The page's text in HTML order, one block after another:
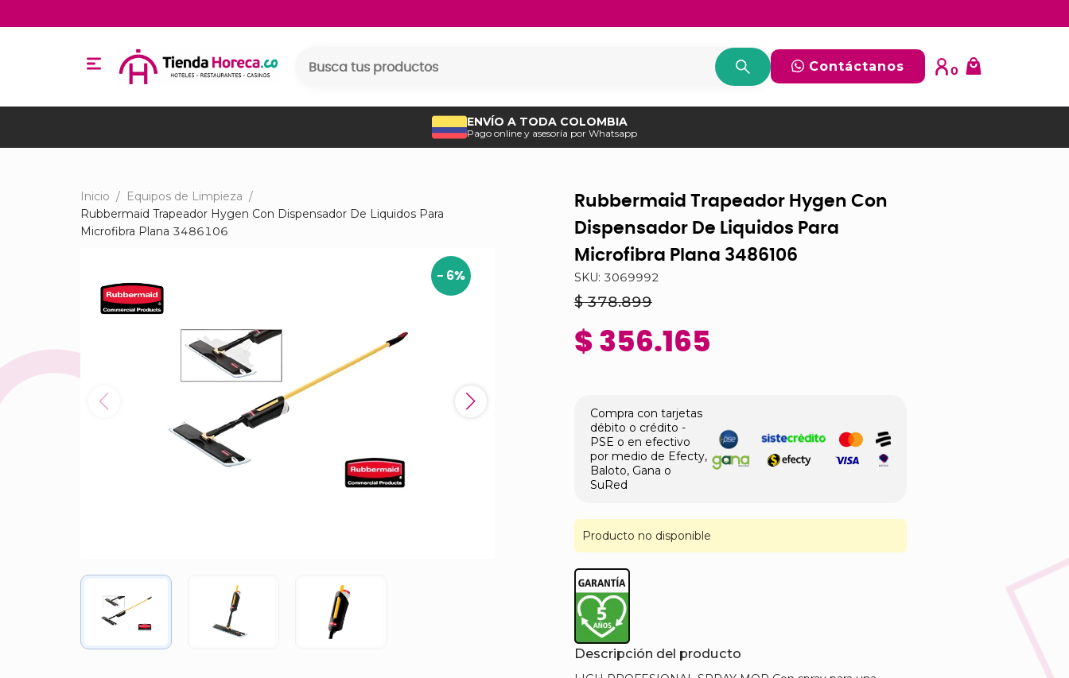
Contáctanos 0
ENVÍO A TODA COLOMBIA
Pago online y asesoría por Whatsapp
Inicio / Equipos de Limpieza /
Rubbermaid Trapeador Hygen Con Dispensador De Liquidos Para
Microfibra Plana 3486106
- 6%
Rubbermaid Trapeador Hygen Con
Dispensador De Liquidos Para
Microfibra Plana 3486106
SKU: 3069992
$ 378.899
$ 356.165
Compra con tarjetas
débito o crédito -
PSE o en efectivo
por medio de Efecty,
Baloto, Gana o
SuRed
Producto no disponible
Descripción del producto